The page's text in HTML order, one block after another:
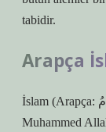
tabidir.
Arapça
İslam (Arapça: اَلْإِسْلَامُ, Türkçe: Allah’tan başka ilah yoktur,
Muhammed